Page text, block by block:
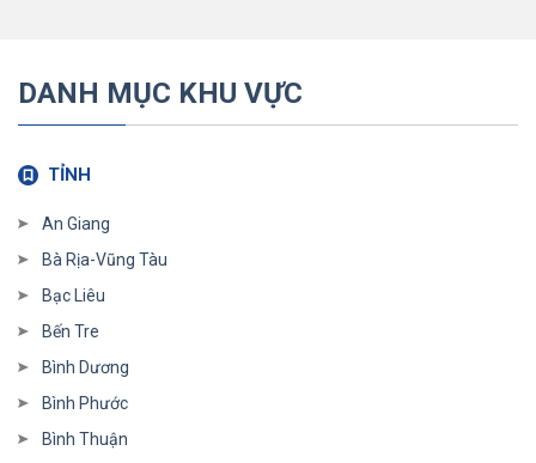
DANH MỤC KHU VỰC
TỈNH
An Giang
Bà Rịa-Vũng Tàu
Bạc Liêu
Bến Tre
Bình Dương
Bình Phước
Bình Thuận